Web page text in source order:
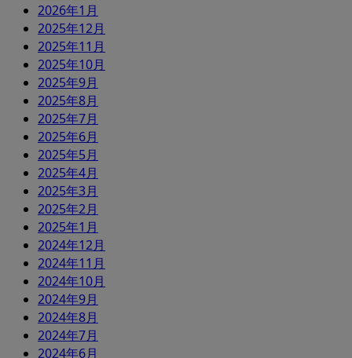
2026年1月
2025年12月
2025年11月
2025年10月
2025年9月
2025年8月
2025年7月
2025年6月
2025年5月
2025年4月
2025年3月
2025年2月
2025年1月
2024年12月
2024年11月
2024年10月
2024年9月
2024年8月
2024年7月
2024年6月